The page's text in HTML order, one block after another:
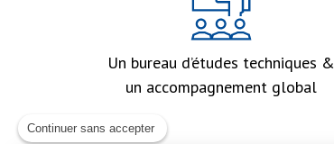
Continuer sans accepter
Un bureau d’études techniques &
un accompagnement global